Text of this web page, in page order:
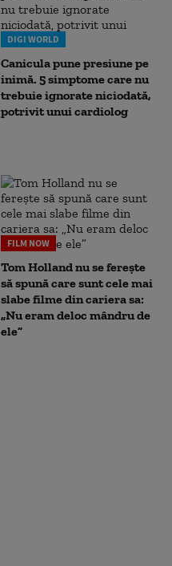
DIGI WORLD
Canicula pune presiune pe
inimă. 5 simptome care nu
trebuie ignorate niciodată,
potrivit unui cardiolog
FILM NOW
Tom Holland nu se ferește
să spună care sunt cele mai
slabe filme din cariera sa:
„Nu eram deloc mândru de
ele”